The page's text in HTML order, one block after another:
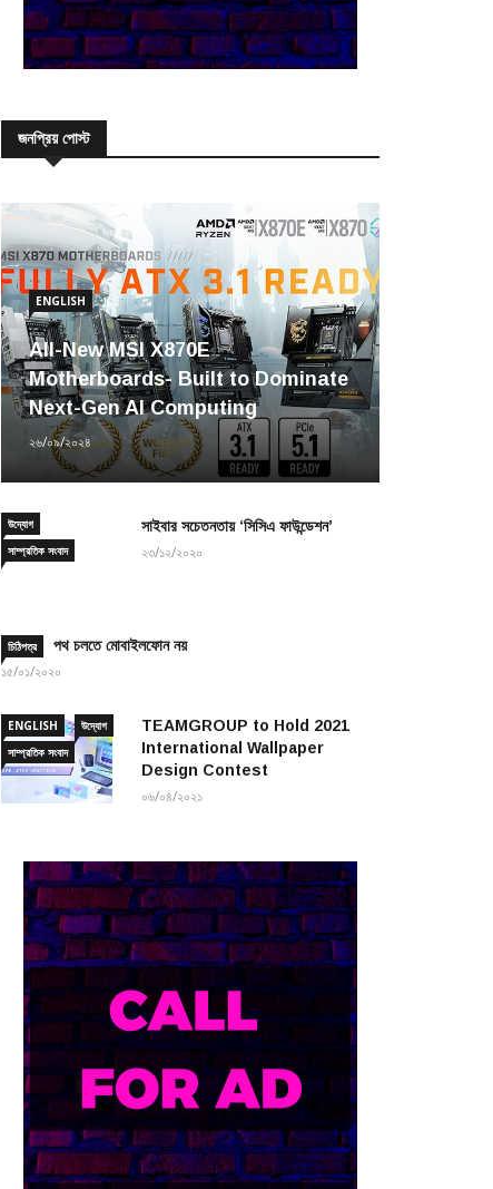
জনপ্রিয় পোস্ট
ENGLISH
All-New MSI X870E
Motherboards- Built to Dominate
Next-Gen AI Computing
২৬/০৯/২০২৪
উদ্যোগ
সাম্প্রতিক সংবাদ
সাইবার সচেতনতায় ‘সিসিএ ফাউন্ডেশন’
২৩/১২/২০২০
চিঠিপত্র পথ চলতে মোবাইলফোন নয়
১৫/০১/২০২০
ENGLISH
উদ্যোগ
সাম্প্রতিক সংবাদ
TEAMGROUP to Hold 2021
International Wallpaper
Design Contest
০৬/০৪/২০২১